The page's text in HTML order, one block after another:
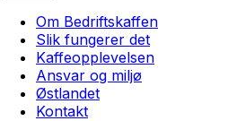
Om Bedriftskaffen
Slik fungerer det
Kaffeopplevelsen
Ansvar og miljø
Østlandet
Kontakt